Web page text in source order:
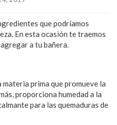
que podríamos
En esta ocasión te traemos
a tu bañera.
prima que promueve la
proporciona humedad a la
para las quemaduras de